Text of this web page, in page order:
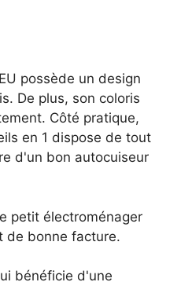
possède un design
De plus, son coloris
Côté pratique,
en 1 dispose de tout
d'un bon autocuiseur
petit électroménager
de bonne facture.
bénéficie d'une